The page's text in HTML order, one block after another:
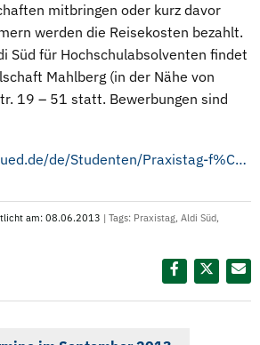
mitbringen oder kurz davor
werden die Reisekosten bezahlt.
Süd für Hochschulabsolventen findet
Mahlberg (in der Nähe von
19 – 51 statt. Bewerbungen sind
http://karriere.aldi-sued.de/de/Studenten/Praxistag-f%C3%BCr-Hochschulabsolventen.html
am: 08.06.2013 | Tags: Praxistag, Aldi Süd,